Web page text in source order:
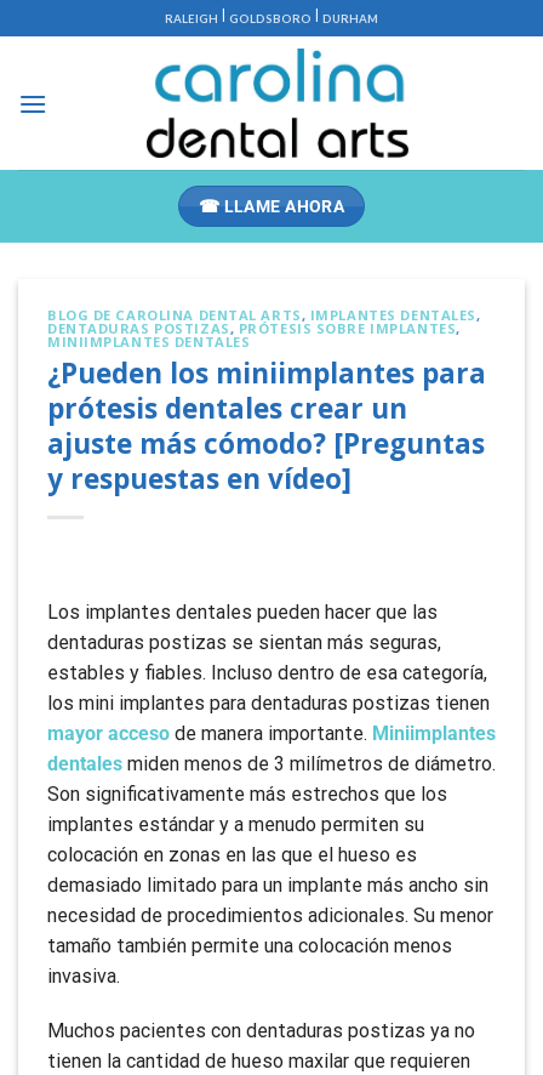
al
RALEIGH | GOLDSBORO | DURHAM
☎ LLAME AHORA
BLOG DE CAROLINA DENTAL ARTS, IMPLANTES DENTALES,
DENTADURAS POSTIZAS, PRÓTESIS SOBRE IMPLANTES,
MINIIMPLANTES DENTALES
¿Pueden los miniimplantes para
prótesis dentales crear un
ajuste más cómodo? [Preguntas
y respuestas en vídeo]
Los implantes dentales pueden hacer que las
dentaduras postizas se sientan más seguras,
estables y fiables. Incluso dentro de esa categoría,
los mini implantes para dentaduras postizas tienen
mayor acceso de manera importante. Miniimplantes
dentales miden menos de 3 milímetros de diámetro.
Son significativamente más estrechos que los
implantes estándar y a menudo permiten su
colocación en zonas en las que el hueso es
demasiado limitado para un implante más ancho sin
necesidad de procedimientos adicionales. Su menor
tamaño también permite una colocación menos
invasiva.
Muchos pacientes con dentaduras postizas ya no
tienen la cantidad de hueso maxilar que requieren